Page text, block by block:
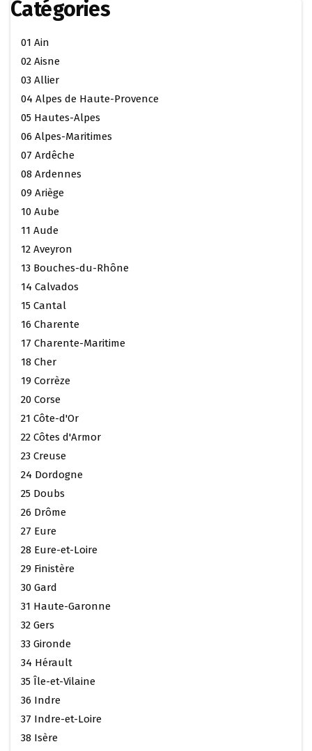
Catégories
01 Ain
02 Aisne
03 Allier
04 Alpes de Haute-Provence
05 Hautes-Alpes
06 Alpes-Maritimes
07 Ardêche
08 Ardennes
09 Ariège
10 Aube
11 Aude
12 Aveyron
13 Bouches-du-Rhône
14 Calvados
15 Cantal
16 Charente
17 Charente-Maritime
18 Cher
19 Corrèze
20 Corse
21 Côte-d'Or
22 Côtes d'Armor
23 Creuse
24 Dordogne
25 Doubs
26 Drôme
27 Eure
28 Eure-et-Loire
29 Finistère
30 Gard
31 Haute-Garonne
32 Gers
33 Gironde
34 Hérault
35 Île-et-Vilaine
36 Indre
37 Indre-et-Loire
38 Isère